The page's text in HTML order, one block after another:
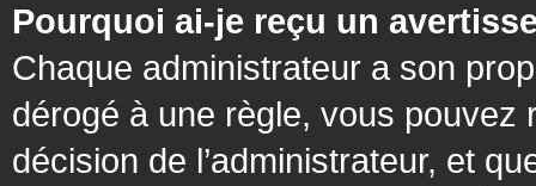
Pourquoi ai-je reçu un
Chaque administrateur a son
dérogé à une règle, vous pouvez
décision de l’administrateur, et